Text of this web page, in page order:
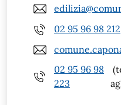
02 95 96 98 212
02 95 96 98
223